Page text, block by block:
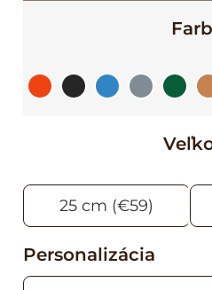
25 cm (€59)
Personalizácia